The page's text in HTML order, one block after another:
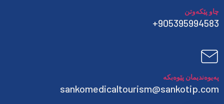
چاو پێکەوتن
905395994583+
پەیوەندیمان پێوەبکە
sankomedicaltourism@sankotip.com